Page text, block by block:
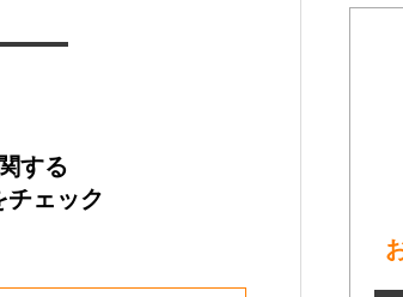
する
チェック